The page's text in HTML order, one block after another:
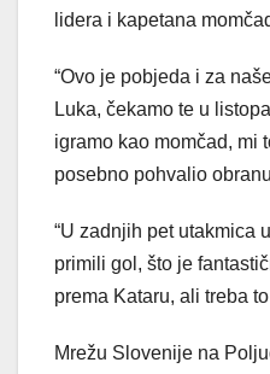
lidera i kapetana
“Ovo je pobjeda i za
Luka, čekamo te u
igramo kao momčad, mi
posebno pohvalio
“U zadnjih pet utakmica
primili gol, što je
prema Kataru, ali treba
Mrežu Slovenije na